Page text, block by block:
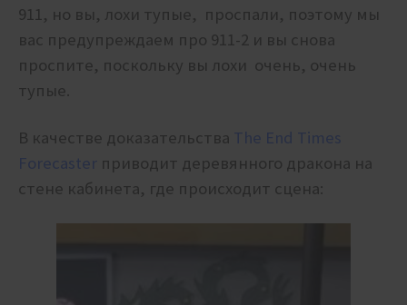
911, но вы, лохи тупые, проспали, поэтому мы
вас предупреждаем про 911-2 и вы снова
проспите, поскольку вы лохи очень, очень
тупые.
В качестве доказательства The End Times
Forecaster приводит деревянного дракона на
стене кабинета, где происходит сцена: